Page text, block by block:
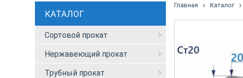
КАТАЛОГ
Сортовой прокат
Нержавеющий прокат
Трубный прокат
Главная › Каталог ›